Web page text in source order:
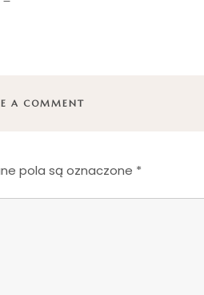
A COMMENT
pola są oznaczone *